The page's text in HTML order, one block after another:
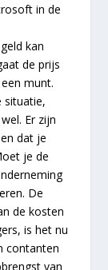
in de
kan
de prijs
munt.
situatie,
Er zijn
dat je
je de
De
de kosten
is het nu
contanten
van